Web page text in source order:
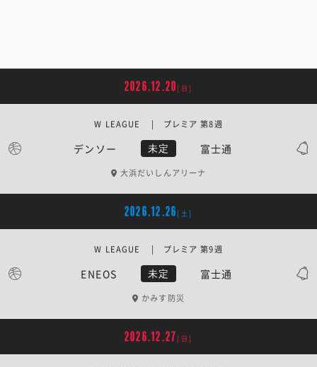
2026.12.20 [日]
デンソー 未定 富士通
W LEAGUE | プレミア 第8週
大浜だいしんアリーナ
2026.12.26 [土]
ENEOS 未定 富士通
W LEAGUE | プレミア 第9週
かみす防災
2026.12.27 [日]